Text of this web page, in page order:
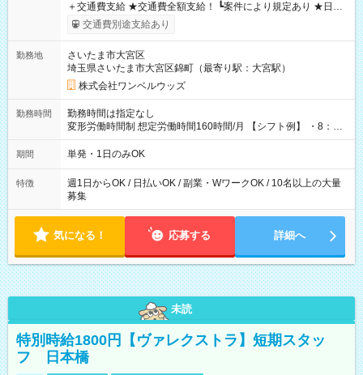
＋交通費支給 ★交通費全額支給！ ┗案件により規定あり ★日払
いOK！（規定あり） ┗働いたその日に現金GET♪ お仕事後はコ
ンビニATMから 日払い分を引き落とせます！ 【試用期間】試
交通費別途支給あり
勤務地
さいたま市大宮区
埼玉県さいたま市大宮区錦町（最寄り駅：大宮駅）
株式会社ワンベルウッズ
勤務時間
勤務時間は指定なし
変形労働時間制 想定労働時間160時間/月 【シフト例】 ・8：00
～21：00
期間 単発・1日のみOK
特徴
週1日からOK / 日払いOK / 副業・WワークOK / 10名以上の大量
募集
気になる！ 応募する 詳細へ
未読
特別時給1800円【ヴァレクストラ】短期スタッ
フ 日本橋